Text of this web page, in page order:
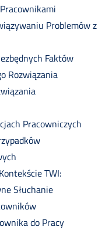
Problemów z
Faktów
Rozwiązania
Pracowniczych
TWI:
Słuchanie
do Pracy